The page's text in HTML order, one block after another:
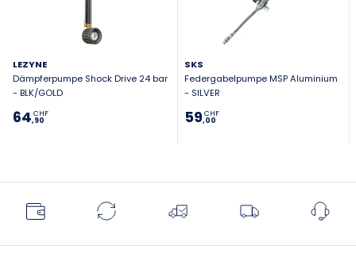
LEZYNE
Dämpferpumpe Shock Drive 24 bar
- BLK/GOLD
64,90
CHF
SKS
Federgabelpumpe MSP Aluminium
- SILVER
59,00
CHF